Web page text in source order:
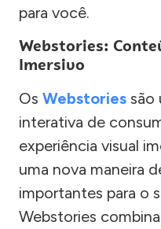
para você.
Webstories:
Imersivo
Os Webstories são
interativa de
experiência visual
uma nova maneira
importantes para o
Webstories